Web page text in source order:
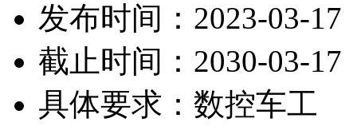
发布时间：2023-03-17
截止时间：2030-03-17
具体要求：数控车工